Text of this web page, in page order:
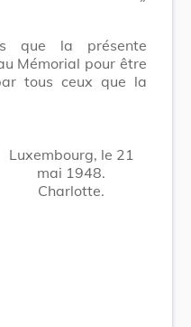
que la présente
Mémorial pour être
tous ceux que la
Luxembourg, le 21
mai 1948.
Charlotte.